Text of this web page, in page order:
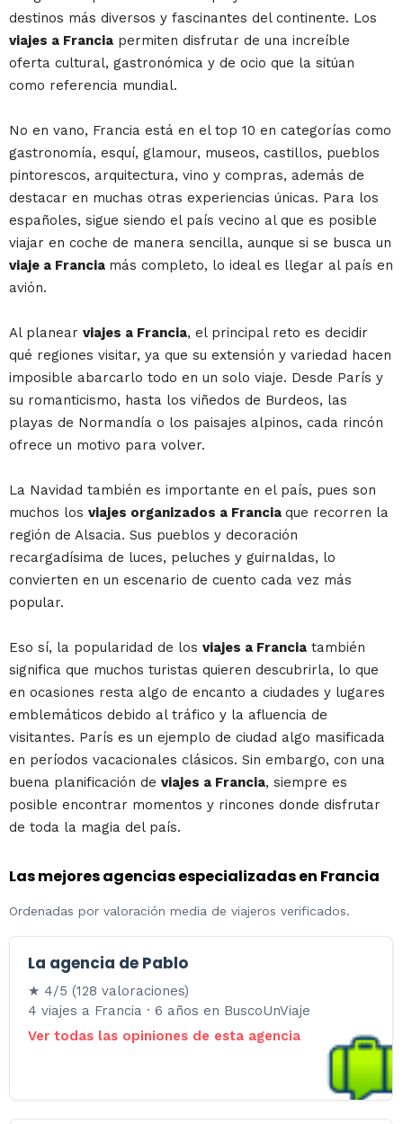
destinos más diversos y fascinantes del continente. Los
viajes a Francia permiten disfrutar de una increíble
oferta cultural, gastronómica y de ocio que la sitúan
como referencia mundial.
No en vano, Francia está en el top 10 en categorías como
gastronomía, esquí, glamour, museos, castillos, pueblos
pintorescos, arquitectura, vino y compras, además de
destacar en muchas otras experiencias únicas. Para los
españoles, sigue siendo el país vecino al que es posible
viajar en coche de manera sencilla, aunque si se busca un
viaje a Francia más completo, lo ideal es llegar al país en
avión.
Al planear viajes a Francia, el principal reto es decidir
qué regiones visitar, ya que su extensión y variedad hacen
imposible abarcarlo todo en un solo viaje. Desde París y
su romanticismo, hasta los viñedos de Burdeos, las
playas de Normandía o los paisajes alpinos, cada rincón
ofrece un motivo para volver.
La Navidad también es importante en el país, pues son
muchos los viajes organizados a Francia que recorren la
región de Alsacia. Sus pueblos y decoración
recargadísima de luces, peluches y guirnaldas, lo
convierten en un escenario de cuento cada vez más
popular.
Eso sí, la popularidad de los viajes a Francia también
significa que muchos turistas quieren descubrirla, lo que
en ocasiones resta algo de encanto a ciudades y lugares
emblemáticos debido al tráfico y la afluencia de
visitantes. París es un ejemplo de ciudad algo masificada
en períodos vacacionales clásicos. Sin embargo, con una
buena planificación de viajes a Francia, siempre es
posible encontrar momentos y rincones donde disfrutar
de toda la magia del país.
Las mejores agencias especializadas en Francia
Ordenadas por valoración media de viajeros verificados.
La agencia de Pablo
★ 4/5 (128 valoraciones)
4 viajes a Francia · 6 años en BuscoUnViaje
Ver todas las opiniones de esta agencia